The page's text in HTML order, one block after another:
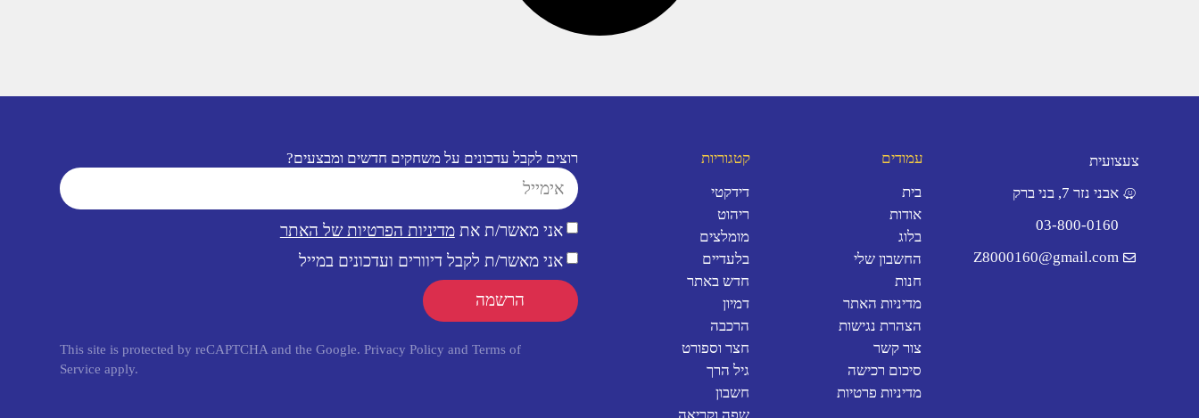
צעצועית
אבני נזר 7, בני ברק
03-800-0160
Z8000160@gmail.com
עמודים
בית
אודות
בלוג
החשבון שלי
חנות
מדיניות האתר
הצהרת נגישות
צור קשר
סיכום רכישה
מדיניות פרטיות
קטגוריות
דידקטי
ריהוט
מומלצים
בלעדיים
חדש באתר
דמיון
הרכבה
חצר וספורט
גיל הרך
חשבון
רוצים לקבל עדכונים על משחקים חדשים ומבצעים?
אני מאשר/ת אתמדיניות הפרטיות של האתר
אני מאשר/ת לקבל דיוורים ועדכונים במייל
הרשמה
This site is protected by reCAPTCHA and the Google.Privacy Policy andTerms of
Service apply.